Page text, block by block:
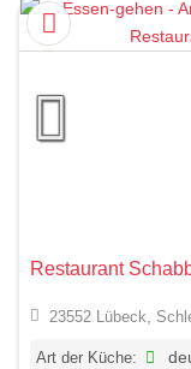
Restaurant
23552 Lübeck,
Art der Küche: